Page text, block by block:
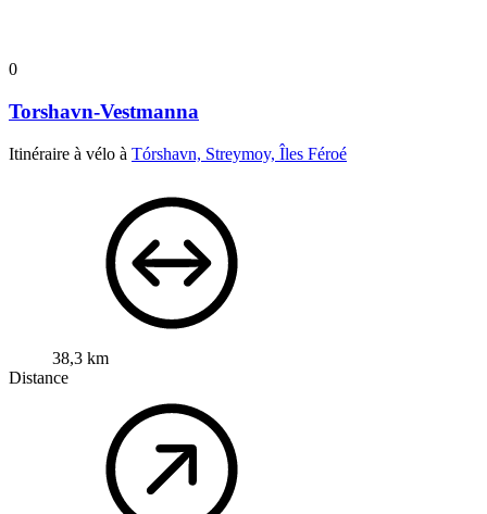
0
Torshavn-Vestmanna
Itinéraire à vélo à Tórshavn, Streymoy, Îles Féroé
38,3 km
Distance